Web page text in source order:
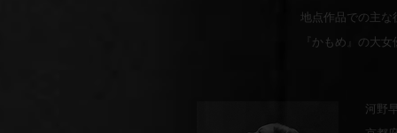
地点作品での主
『かもめ』の大
河野